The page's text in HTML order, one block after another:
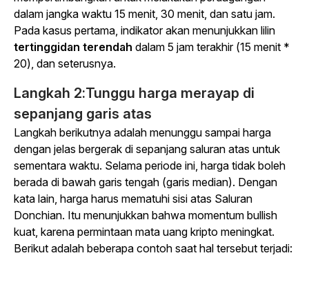
dalam jangka waktu 15 menit, 30 menit, dan satu jam.
Pada kasus pertama, indikator akan menunjukkan lilin
tertinggidan terendah dalam 5 jam terakhir (15 menit *
20), dan seterusnya.
Langkah 2:Tunggu harga merayap di
sepanjang garis atas
Langkah berikutnya adalah menunggu sampai harga
dengan jelas bergerak di sepanjang saluran atas untuk
sementara waktu. Selama periode ini, harga tidak boleh
berada di bawah garis tengah (garis median). Dengan
kata lain, harga harus mematuhi sisi atas Saluran
Donchian. Itu menunjukkan bahwa momentum bullish
kuat, karena permintaan mata uang kripto meningkat.
Berikut adalah beberapa contoh saat hal tersebut terjadi: